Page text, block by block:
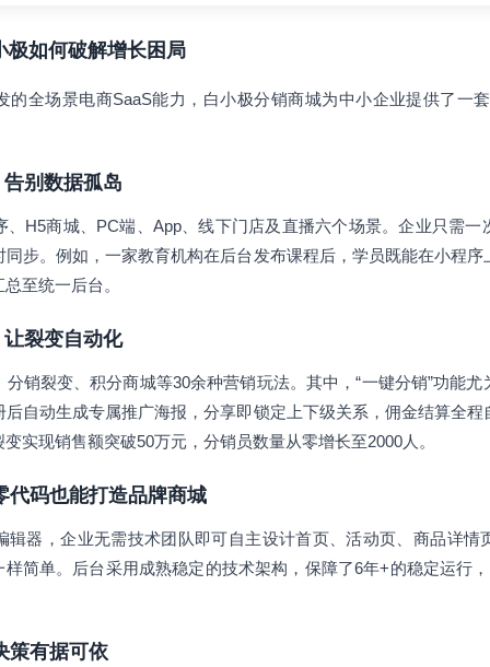
极如何破解增长困局
的全场景电商SaaS能力，白小极分销商城为中小企业提供了一
别数据孤岛
、H5商城、PC端、App、线下门店及直播六个场景。企业只需一
步。例如，一家教育机构在后台发布课程后，学员既能在小程
至统一后台。
裂变自动化
销裂变、积分商城等30余种营销玩法。其中，“一键分销”功能
自动生成专属推广海报，分享即锁定上下级关系，佣金结算全
实现销售额突破50万元，分销员数量从零增长至2000人。
代码也能打造品牌商城
辑器，企业无需技术团队即可自主设计首页、活动页、商品详情
简单。后台采用成熟稳定的技术架构，保障了6年+的稳定运行
策有据可依